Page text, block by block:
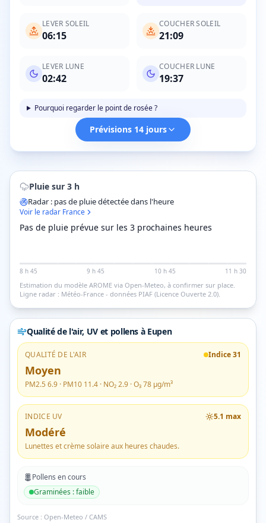
LEVER SOLEIL
06:15
COUCHER SOLEIL
21:09
LEVER LUNE
02:42
COUCHER LUNE
19:37
Pourquoi regarder le point de rosée ?
Prévisions 14 jours
Pluie sur 3 h
Radar : pas de pluie détectée dans l'heure
Voir le radar France
Pas de pluie prévue sur les 3 prochaines heures
8 h 45 9 h 45 10 h 45 11 h 30
Estimation du modèle AROME via Open-Meteo, à confirmer sur place.
Ligne radar : Météo-France - données PIAF (Licence Ouverte 2.0).
Qualité de l'air, UV et pollens à Eupen
QUALITÉ DE L'AIR Indice31
Moyen
PM2.5 6.9 · PM10 11.4 · NO₂2.9 · O₃78 µg/m³
INDICE UV 5.1 max
Modéré
Lunettes et crème solaire aux heures chaudes.
Pollens en cours
Graminées :faible
Source : Open-Meteo / CAMS